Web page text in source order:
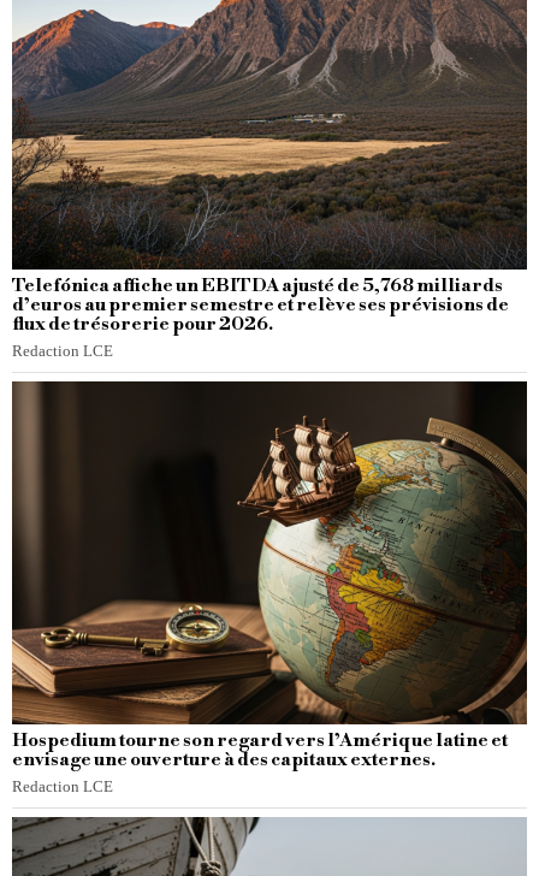
Telefónica affiche un EBITDA ajusté de 5,768 milliards
d’euros au premier semestre et relève ses prévisions de
flux de trésorerie pour 2026.
Redaction LCE
Hospedium tourne son regard vers l’Amérique latine et
envisage une ouverture à des capitaux externes.
Redaction LCE